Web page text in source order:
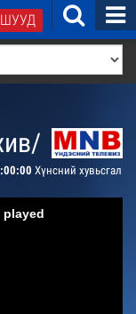
ШУУД
Хүнсний хувьсгал
played